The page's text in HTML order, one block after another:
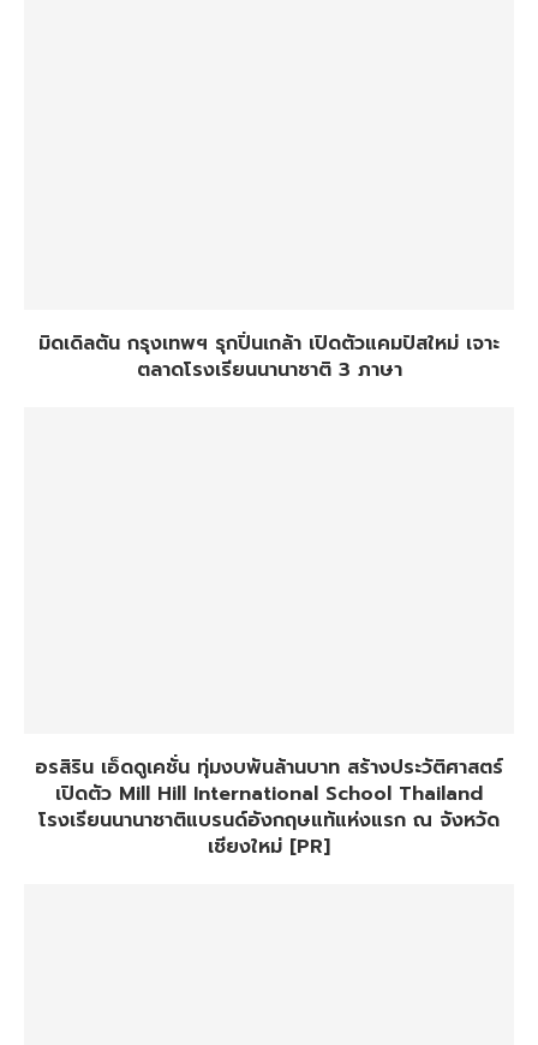
มิดเดิลตัน กรุงเทพฯ รุกปิ่นเกล้า เปิดตัวแคมปัสใหม่ เจาะ
ตลาดโรงเรียนนานาชาติ 3 ภาษา
อรสิริน เอ็ดดูเคชั่น ทุ่มงบพันล้านบาท สร้างประวัติศาสตร์
เปิดตัว Mill Hill International School Thailand
โรงเรียนนานาชาติแบรนด์อังกฤษแท้แห่งแรก ณ จังหวัด
เชียงใหม่ [PR]